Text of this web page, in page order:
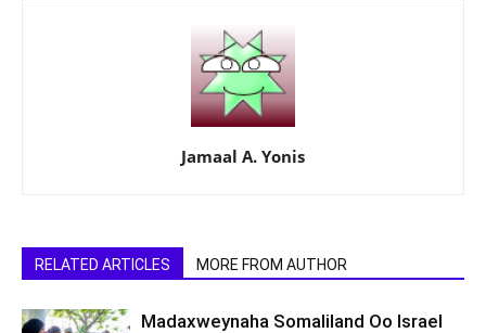
Jamaal A. Yonis
RELATED ARTICLES MORE FROM AUTHOR
Madaxweynaha Somaliland Oo Israel